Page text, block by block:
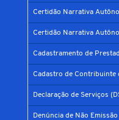
Certidão Narrativa
Certidão Narrativa
Cadastramento de
Cadastro de Contribuinte
Declaração de Serviços
Denúncia de Não